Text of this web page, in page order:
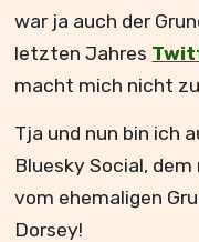
war ja auch der
letzten Jahres
macht mich nicht
Tja und nun bin ich
Bluesky Social,
vom ehemaligen
Dorsey!